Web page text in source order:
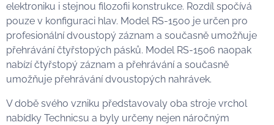
elektroniku i stejnou filozofii konstrukce. Rozdíl spočívá
pouze v konfiguraci hlav. Model RS-1500 je určen pro
profesionální dvoustopý záznam a současně umožňuje
přehrávání čtyřstopých pásků. Model RS-1506 naopak
nabízí čtyřstopý záznam a přehrávání a současně
umožňuje přehrávání dvoustopých nahrávek.
V době svého vzniku představovaly oba stroje vrchol
nabídky Technicsu a byly určeny nejen náročným